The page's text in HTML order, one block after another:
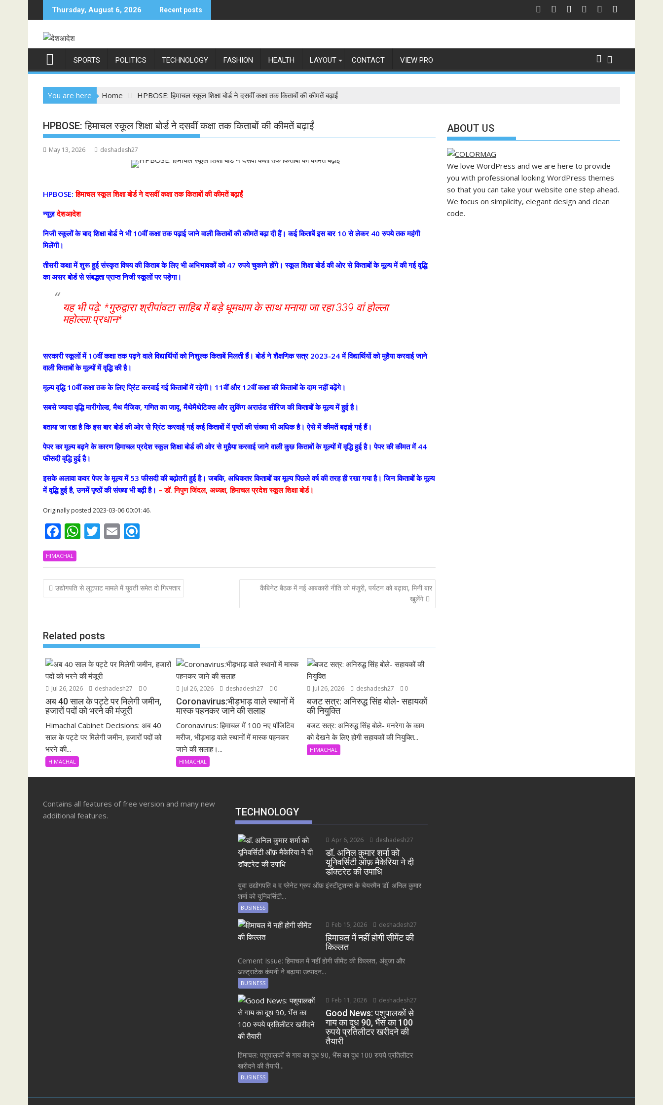
to
Thursday, August 6, 2026 Recent posts
SPORTS POLITICS TECHNOLOGY FASHION HEALTH LAYOUT CONTACT VIEW PRO
You are here Home HPBOSE: हिमाचल स्कूल शिक्षा बोर्ड ने दसवीं कक्षा तक किताबों की कीमतें बढ़ाईं
HPBOSE: हिमाचल स्कूल शिक्षा बोर्ड ने दसवीं कक्षा तक किताबों की कीमतें बढ़ाईं
May 13, 2026 deshadesh27
HPBOSE:हिमाचल स्कूल शिक्षा बोर्ड ने दसवीं कक्षा तक किताबों की कीमतें बढ़ाईं
न्यूज़देशआदेश
निजी स्कूलों के बाद शिक्षा बोर्ड ने भी 10वीं कक्षा तक पढ़ाई जाने वाली किताबों की कीमतें बढ़ा दी हैं। कई किताबें इस बार 10 से लेकर 40 रुपये तक महंगी
मिलेंगी।
तीसरी कक्षा में शुरू हुई संस्कृत विषय की किताब के लिए भी अभिभावकों को 47 रुपये चुकाने होंगे। स्कूल शिक्षा बोर्ड की ओर से किताबों के मूल्य में की गई वृद्धि
का असर बोर्ड से संबद्धता प्राप्त निजी स्कूलों पर पड़ेगा।
यह भी पढ़े: *गुरुद्वारा श्रीपांवटा साहिब में बड़े धूमधाम के साथ मनाया जा रहा 339 वां होल्ला
महोल्ला:प्रधान*
सरकारी स्कूलों में 10वीं कक्षा तक पढ़ने वाले विद्यार्थियों को निशुल्क किताबें मिलती हैं। बोर्ड ने शैक्षणिक सत्र 2023-24 में विद्यार्थियों को मुहैया करवाई जाने
वाली किताबों के मूल्यों में वृद्धि की है।
मूल्य वृद्धि 10वीं कक्षा तक के लिए प्रिंट करवाई गई किताबों में रहेगी। 11वीं और 12वीं कक्षा की किताबों के दाम नहीं बढ़ेंगे।
सबसे ज्यादा वृद्धि मारीगोल्ड, मैथ मैजिक, गणित का जादू, मैथेमैथेटिक्स और लुकिंग अराउंड सीरिज की किताबों के मूल्य में हुई है।
बताया जा रहा है कि इस बार बोर्ड की ओर से प्रिंट करवाई गई कई किताबों में पृष्ठों की संख्या भी अधिक है। ऐसे में कीमतें बढ़ाई गई हैं।
पेपर का मूल्य बढ़ने के कारण हिमाचल प्रदेश स्कूल शिक्षा बोर्ड की ओर से मुहैया करवाई जाने वाली कुछ किताबों के मूल्यों में वृद्धि हुई है। पेपर की कीमत में 44
फीसदी वृद्धि हुई है।
इसके अलावा कवर पेपर के मूल्य में 53 फीसदी की बढ़ोतरी हुई है। जबकि, अधिकतर किताबों का मूल्य पिछले वर्ष की तरह ही रखा गया है। जिन किताबों के मूल्य
में वृद्धि हुई है, उनमें पृष्ठों की संख्या भी बढ़ी है। – डॉ. निपुण जिंदल, अध्यक्ष, हिमाचल प्रदेश स्कूल शिक्षा बोर्ड।
Originally posted 2023-03-06 00:01:46.
F
ac
e
b
o
W
at
s
A
T
itt
er
E
ai
l
i
n
d
HIMACHAL
Post
navigation
उद्योगपति से लूटपाट मामले में युवती समेत दो गिरफ्तार
कैबिनेट बैठक में नई आबकारी नीति को मंजूरी, पर्यटन को बढ़ावा, मिनी बार
खुलेंगे
Related posts
Jul 26, 2026 deshadesh27 0
अब 40 साल के पट्टे पर मिलेगी जमीन,
हजारों पदों को भरने की मंजूरी
Himachal Cabinet Decisions: अब 40
साल के पट्टे पर मिलेगी जमीन, हजारों पदों को
भरने की...
HIMACHAL
Jul 26, 2026 deshadesh27 0
Coronavirus:भीड़भाड़ वाले स्थानों में
मास्क पहनकर जाने की सलाह
Coronavirus: हिमाचल में 100 नए पॉजिटिव
मरीज, भीड़भाड़ वाले स्थानों में मास्क पहनकर
जाने की सलाह।...
HIMACHAL
Jul 26, 2026 deshadesh27 0
बजट सत्र: अनिरुद्ध सिंह बोले- सहायकों
की नियुक्ति
बजट सत्र: अनिरुद्ध सिंह बोले- मनरेगा के काम
को देखने के लिए होगी सहायकों की नियुक्ति...
HIMACHAL
ABOUT US
We love WordPress and we are here to provide
you with professional looking WordPress themes
so that you can take your website one step ahead.
We focus on simplicity, elegant design and clean
code.
Contains all features of free version and many new
additional features.
TECHNOLOGY
Apr 6, 2026 deshadesh27
डॉ. अनिल कुमार शर्मा को
यूनिवर्सिटी ऑफ़ मैकेरिया ने दी
डॉक्टरेट की उपाधि
युवा उद्योगपति व द प्लेनेट ग्रुप ऑफ़ इंस्टीटूशन्स के चेयरमैन डॉ. अनिल कुमार
शर्मा को यूनिवर्सिटी...
BUSINESS
Feb 15, 2026 deshadesh27
हिमाचल में नहीं होगी सीमेंट की
किल्लत
Cement Issue: हिमाचल में नहीं होगी सीमेंट की किल्लत, अंबुजा और
अल्ट्राटेक कंपनी ने बढ़ाया उत्पादन...
BUSINESS
Feb 11, 2026 deshadesh27
Good News: पशुपालकों से
गाय का दूध 90, भैंस का 100
रुपये प्रतिलीटर खरीदने की
तैयारी
हिमाचल: पशुपालकों से गाय का दूध 90, भैंस का दूध 100 रुपये प्रतिलीटर
खरीदने की तैयारी...
BUSINESS